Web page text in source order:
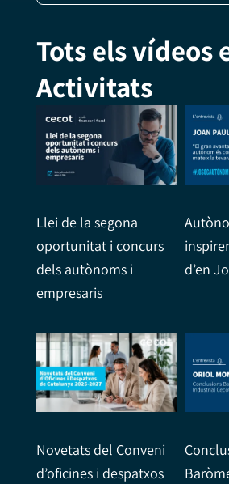
Tots els vídeos
Activitats
Llei de la segona
oportunitat i concurs
dels autònoms i
empresaris
d’en
Novetats del Conveni
d’oficines i despatxos